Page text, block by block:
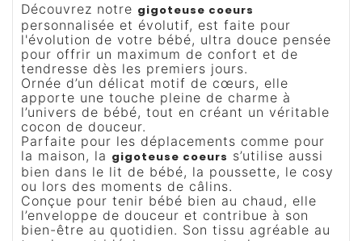
Découvrez notre gigoteuse coeurs
personnalisée et évolutif, est faite pour
l'évolution de votre bébé, ultra douce pensée
pour offrir un maximum de confort et de
tendresse dès les premiers jours.
Ornée d’un délicat motif de cœurs, elle
apporte une touche pleine de charme à
l’univers de bébé, tout en créant un véritable
cocon de douceur.
Parfaite pour les déplacements comme pour
la maison, la gigoteuse coeurs s’utilise aussi
bien dans le lit de bébé, la poussette, le cosy
ou lors des moments de câlins.
Conçue pour tenir bébé bien au chaud, elle
l’enveloppe de douceur et contribue à son
bien-être au quotidien. Son tissu agréable au